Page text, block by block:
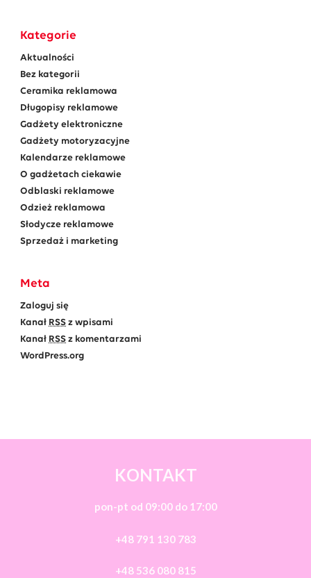
Kategorie
Aktualności
Bez kategorii
Ceramika reklamowa
Długopisy reklamowe
Gadżety elektroniczne
Gadżety motoryzacyjne
Kalendarze reklamowe
O gadżetach ciekawie
Odblaski reklamowe
Odzież reklamowa
Słodycze reklamowe
Sprzedaż i marketing
Meta
Zaloguj się
Kanał RSS z wpisami
Kanał RSS z komentarzami
WordPress.org
KONTAKT
pon-pt od 09:00 do 17:00
+48 791 130 783
+48 536 080 815